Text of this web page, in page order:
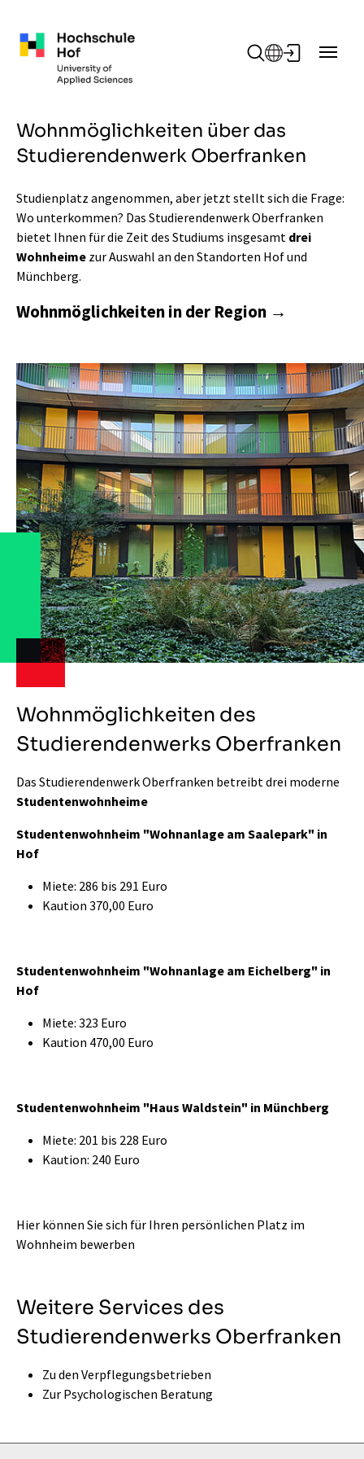
Wohnmöglichkeiten über das
Studierendenwerk Oberfranken
Studienplatz angenommen, aber jetzt stellt sich die Frage:
Wo unterkommen? Das Studierendenwerk Oberfranken
bietet Ihnen für die Zeit des Studiums insgesamt drei
Wohnheime zur Auswahl an den Standorten Hof und
Münchberg.
Wohnmöglichkeiten in der Region
Wohnmöglichkeiten des
Studierendenwerks Oberfranken
Das Studierendenwerk Oberfranken betreibt drei moderne
Studentenwohnheime
Studentenwohnheim "Wohnanlage am Saalepark" in
Hof
Miete: 286 bis 291 Euro
Kaution 370,00 Euro
Studentenwohnheim "Wohnanlage am Eichelberg" in
Hof
Miete: 323 Euro
Kaution 470,00 Euro
Studentenwohnheim "Haus Waldstein" in Münchberg
Miete: 201 bis 228 Euro
Kaution: 240 Euro
Hier können Sie sich für Ihren persönlichen Platz im
Wohnheim bewerben
Weitere Services des
Studierendenwerks Oberfranken
Zu den Verpflegungsbetrieben
Zur Psychologischen Beratung